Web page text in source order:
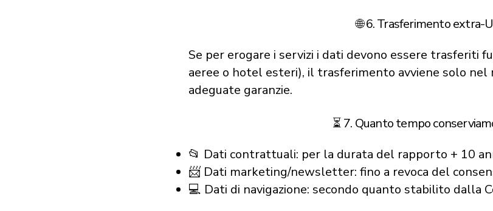
🌐 6. Trasferimento extra-
Se per erogare i servizi i dati devono essere trasferiti
aeree o hotel esteri), il trasferimento avviene solo nel
adeguate garanzie.
⏳ 7. Quanto tempo
📂 Dati contrattuali: per la durata del rapporto + 10
📨 Dati marketing/newsletter: fino a revoca del
💻 Dati di navigazione: secondo quanto stabilito dalla